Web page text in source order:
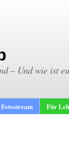
– Und wie ist
Fotostream Für